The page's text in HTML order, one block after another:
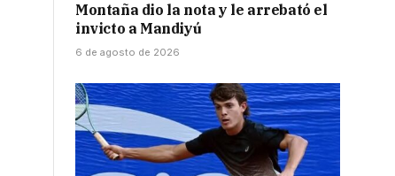
Montaña dio la nota y le arrebató el
invicto a Mandiyú
6 de agosto de 2026